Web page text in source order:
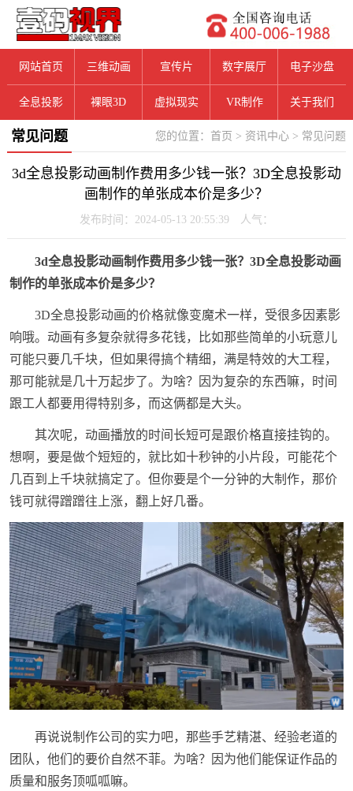
网站首页 三维动画 宣传片 数字展厅 电子沙盘
全息投影 裸眼3D 虚拟现实 VR制作 关于我们
您的位置： 首页 > 资讯中心 > 常见问题
常见问题
3d全息投影动画制作费用多少钱一张？3D全息投影动
画制作的单张成本价是多少？
发布时间：2024-05-13 20:55:39 人气：
3d全息投影动画制作费用多少钱一张？3D全息投影动画
制作的单张成本价是多少？
3D全息投影动画的价格就像变魔术一样，受很多因素影
响哦。动画有多复杂就得多花钱，比如那些简单的小玩意儿
可能只要几千块，但如果得搞个精细，满是特效的大工程，
那可能就是几十万起步了。为啥？因为复杂的东西嘛，时间
跟工人都要用得特别多，而这俩都是大头。
其次呢，动画播放的时间长短可是跟价格直接挂钩的。
想啊，要是做个短短的，就比如十秒钟的小片段，可能花个
几百到上千块就搞定了。但你要是个一分钟的大制作，那价
钱可就得蹭蹭往上涨，翻上好几番。
再说说制作公司的实力吧，那些手艺精湛、经验老道的
团队，他们的要价自然不菲。为啥？因为他们能保证作品的
质量和服务顶呱呱嘛。